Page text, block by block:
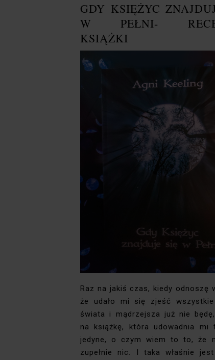
GDY KSIĘŻYC
W PEŁNI-
KSIĄŻKI
Raz na jakiś czas, kiedy odnoszę
że udało mi się zjeść
świata i mądrzejsza już nie
na książkę, która udowadnia mi
jedyne, o czym wiem to to, że
zupełnie nic. I taka właśnie